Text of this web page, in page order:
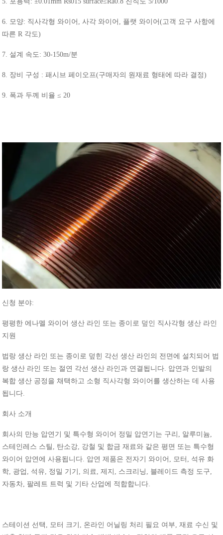
6. 모양: 직사각형 와이어 ,사각 와이어 , 플랫 와이어(고객 요구 사항에
따른 R 각도)
7. 설계 속도: 30-150m/분
8. 장비 구성 :패시브 페이오프(구매자의 원재료 형태에 따라 결정)
9. 폭과 두께 비율 ≤ 20
신청 분야:
평평한 에나멜 와이어 생산 라인 또는 종이로 덮인 직사각형 생산 라인
지원
법랑 생산 라인 또는 종이로 덮힌 각선 생산 라인의 전면에 설치되어 법
랑 생산 라인 또는 절연 각선 생산 라인과 연결됩니다. 압연과 인발의
복합 생산 공정을 채택하고 소형 직사각형 와이어를 생산하는 데
사용
됩니다.
회사 소개
회사의 만능 압연기 및 특수형 와이어 정밀 압연기는 구리 , 알루미늄,
스테인레스 스틸 , 탄소강, 강철 및 합금 재료와 같은 평면 또는 특수형
와이어 압연에 사용됩니다. 압연 제품은 전자기 와이어 , 모터 , 석유 화
학, 광업 , 석유, 정밀 기기 , 의료,제지 , 스크리닝 , 블레이드 측정 도구,
자동차, 팔레트 트럭 및 기타 산업에 적합합니다.
스테이션 선택 , 모터 크기 , 온라인 어닐링 처리 필요 여부,재료 수신 및